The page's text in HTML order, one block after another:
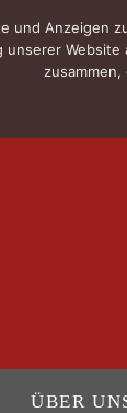
ÜBER
und Anzeigen